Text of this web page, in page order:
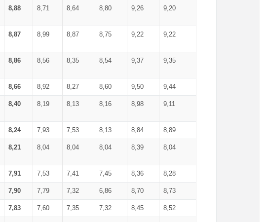
8,88 8,71 8,64 8,80 9,26 9,20
8,87 8,99 8,87 8,75 9,22 9,22
8,86 8,56 8,35 8,54 9,37 9,35
8,66 8,92 8,27 8,60 9,50 9,44
8,40 8,19 8,13 8,16 8,98 9,11
8,24 7,93 7,53 8,13 8,84 8,89
8,21 8,04 8,04 8,04 8,39 8,04
7,91 7,53 7,41 7,45 8,36 8,28
7,90 7,79 7,32 6,86 8,70 8,73
7,83 7,60 7,35 7,32 8,45 8,52